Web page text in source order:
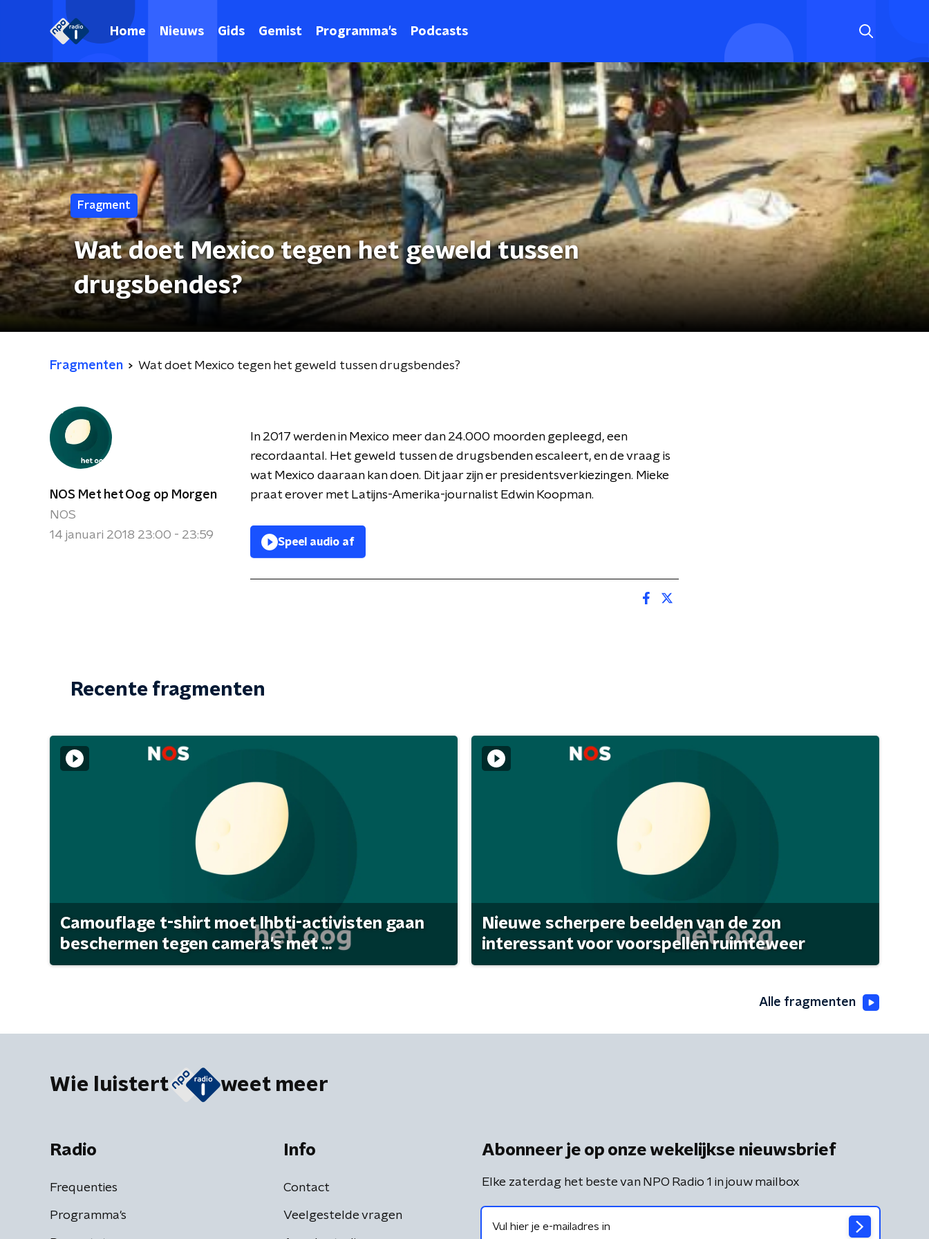
Home Nieuws Gids Gemist Programma's Podcasts
Fragment
Wat doet Mexico tegen het geweld tussen
drugsbendes?
Fragmenten Wat doet Mexico tegen het geweld tussen drugsbendes?
NOS Met het Oog op Morgen
NOS
14 januari 2018 23:00 - 23:59
In 2017 werden in Mexico meer dan 24.000 moorden gepleegd, een
recordaantal. Het geweld tussen de drugsbenden escaleert, en de vraag is
wat Mexico daaraan kan doen. Dit jaar zijn er presidentsverkiezingen. Mieke
praat erover met Latijns-Amerika-journalist Edwin Koopman.
Speel audio af
Recente fragmenten
Camouflage t-shirt moet lhbti-activisten gaan
beschermen tegen camera's met ...
Nieuwe scherpere beelden van de zon
interessant voor voorspellen ruimteweer
Alle fragmenten
Wie luistert weet meer
Radio
Frequenties
Programma's
Info
Contact
Veelgestelde vragen
Abonneer je op onze wekelijkse nieuwsbrief
Elke zaterdag het beste van NPO Radio 1 in jouw mailbox